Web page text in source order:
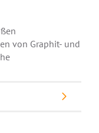
von Graphit- und